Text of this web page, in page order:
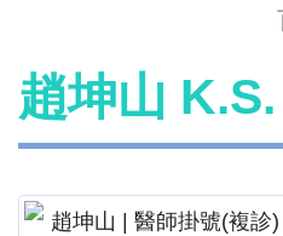
趙坤山